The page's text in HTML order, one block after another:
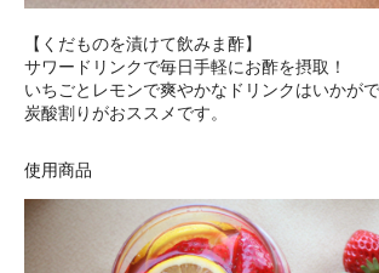
【くだものを漬けて飲みま酢】
サワードリンクで毎日手軽にお酢を摂取！
いちごとレモンで爽やかなドリンクはいかが
炭酸割りがおススメです。
使用商品